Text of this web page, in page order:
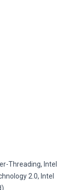
Threading, Intel
2.0, Intel